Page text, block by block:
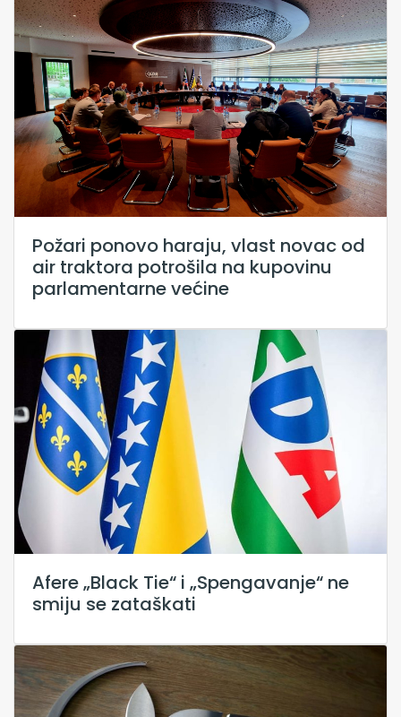
Požari ponovo haraju, vlast novac od
air traktora potrošila na kupovinu
parlamentarne većine
Afere „Black Tie“ i „Spengavanje“ ne
smiju se zataškati